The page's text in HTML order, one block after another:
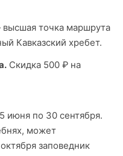
точка маршрута
Кавказский хребет.
Скидка 500 ₽ на
июня по 30 сентября.
может
заповедник